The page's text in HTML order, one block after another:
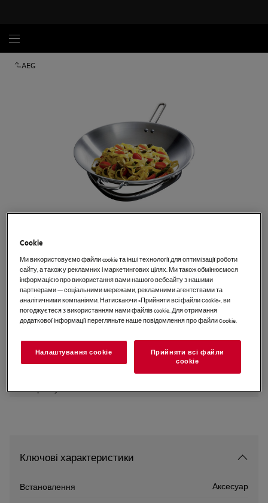
AEG
FUSION-WOK
Сковорідка WOK
Інструкції з техніки безпеки та попередження щодо
техніки безпеки відповідно до регламенту ЄС 2023/988
наведені в посібнику користувача. Для безпечного
Ключові характеристики
Встановлення Аксесуар
Cookie
Ми використовуємо файли cookie та інші технології для оптимізації роботи
сайту, а також у рекламних і маркетингових цілях. Ми також обмінюємося
інформацією про використання вами нашого вебсайту з нашими
партнерами — соціальними мережами, рекламними агентствами та
аналітичними компаніями. Натискаючи «Прийняти всі файли сookie», ви
погоджуєтеся з використанням нами файлів cookie. Для отримання
додаткової інформації перегляньте наше повідомлення про файли сookie.
Налаштування cookie
Прийняти всі файли
сookie